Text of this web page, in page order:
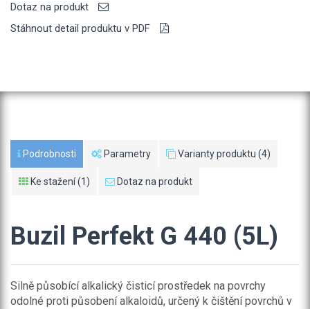
Dotaz na produkt
Stáhnout detail produktu v PDF
Podrobnosti Parametry Varianty produktu (4)
Ke stažení (1) Dotaz na produkt
Buzil Perfekt G 440 (5L)
Silně působící alkalický čisticí prostředek na povrchy
odolné proti působení alkaloidů, určený k čištění povrchů v